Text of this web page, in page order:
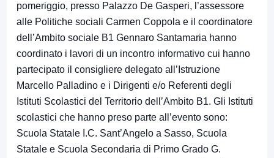
pomeriggio, presso Palazzo De Gasperi, l’assessore
alle Politiche sociali Carmen Coppola e il coordinatore
dell’Ambito sociale B1 Gennaro Santamaria hanno
coordinato i lavori di un incontro informativo cui hanno
partecipato il consigliere delegato all’Istruzione
Marcello Palladino e i Dirigenti e/o Referenti degli
Istituti Scolastici del Territorio dell’Ambito B1. Gli Istituti
scolastici che hanno preso parte all’evento sono:
Scuola Statale I.C. Sant’Angelo a Sasso, Scuola
Statale e Scuola Secondaria di Primo Grado G.